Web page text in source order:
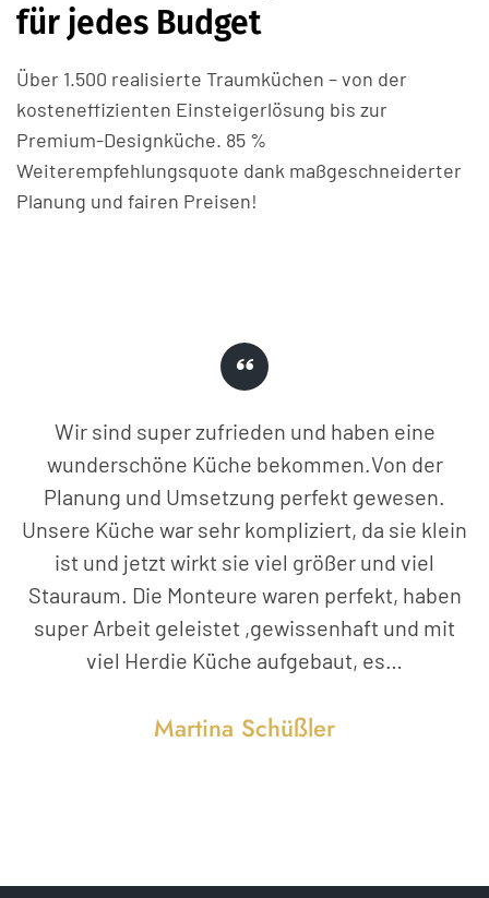
für jedes Budget
Über 1.500 realisierte Traumküchen – von der
kosteneffizienten Einsteigerlösung bis zur
Premium-Designküche. 85 %
Weiterempfehlungsquote dank maßgeschneiderter
Planung und fairen Preisen!
Wir sind super zufrieden und haben eine
wunderschöne Küche bekommen.Von der
Planung und Umsetzung perfekt gewesen.
Unsere Küche war sehr kompliziert, da sie klein
ist und jetzt wirkt sie viel größer und viel
Stauraum. Die Monteure waren perfekt, haben
super Arbeit geleistet ,gewissenhaft und mit
viel Herdie Küche aufgebaut, es…
Martina Schüßler